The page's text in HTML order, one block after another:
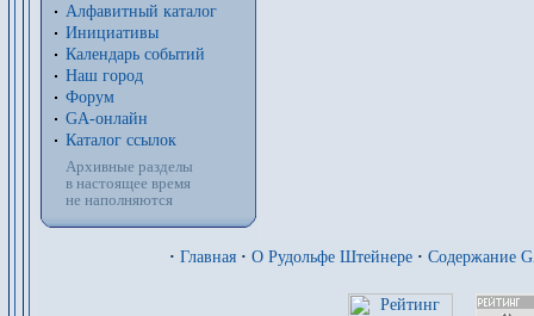
Алфавитный каталог
Инициативы
Календарь событий
Наш город
Форум
GA-онлайн
Каталог ссылок
Архивные разделы
в настоящее время
не наполняются
· Главная · О Рудольфе Штейнере · Содержание